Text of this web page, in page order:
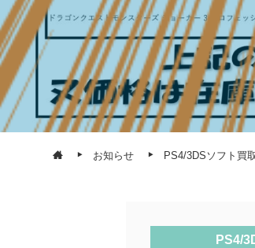
お知らせ PS4/3DSソフト買
PS4/